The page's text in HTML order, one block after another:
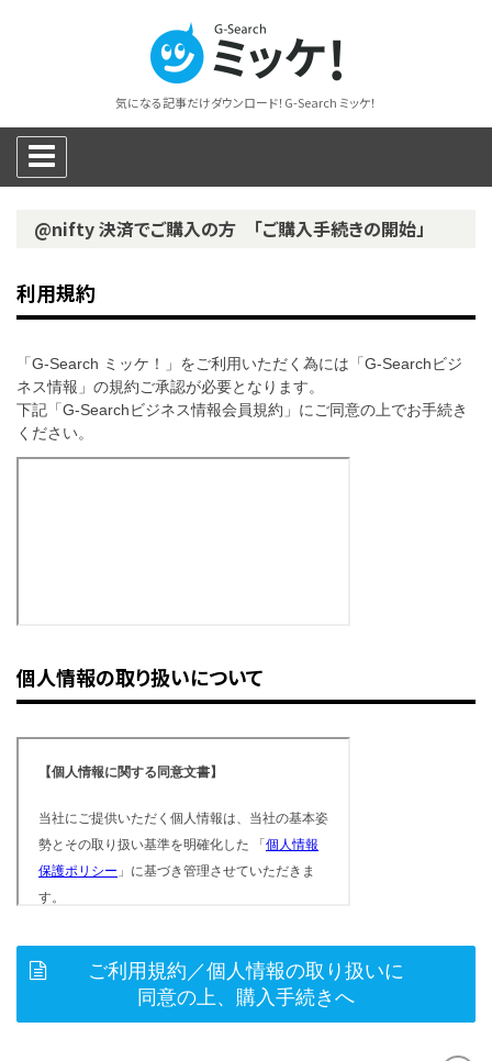
気になる記事だけダウンロード！G-Search ミッケ！
@nifty 決済でご購入の方 「ご購入手続きの開始」
利用規約
「G-Search ミッケ！」をご利用いただく為には「G-Searchビジ
ネス情報」の規約ご承認が必要となります。
下記「G-Searchビジネス情報会員規約」にご同意の上でお手続き
ください。
個人情報の取り扱いについて
ご利用規約／個人情報の取り扱いに
同意の上、購入手続きへ